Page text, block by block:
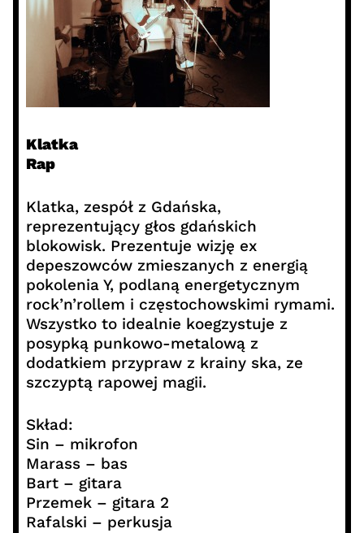
Klatka
Rap
Klatka, zespół z Gdańska,
reprezentujący głos gdańskich
blokowisk. Prezentuje wizję ex
depeszowców zmieszanych z energią
pokolenia Y, podlaną energetycznym
rock’n’rollem i częstochowskimi rymami.
Wszystko to idealnie koegzystuje z
posypką punkowo-metalową z
dodatkiem przypraw z krainy ska, ze
szczyptą rapowej magii.
Skład:
Sin – mikrofon
Marass – bas
Bart – gitara
Przemek – gitara 2
Rafalski – perkusja